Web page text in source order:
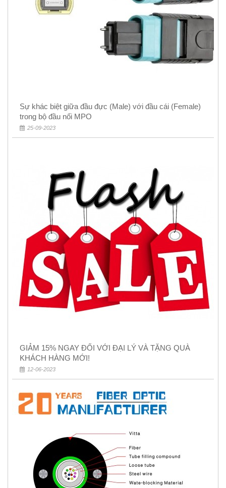
Sự khác biệt giữa đầu đực (Male) với đầu cái (Female)
trong bộ đầu nối MPO
25-09-2023
GIẢM 15% NGAY ĐỐI VỚI ĐẠI LÝ VÀ TẶNG QUÀ
KHÁCH HÀNG MỚI!
12-06-2023